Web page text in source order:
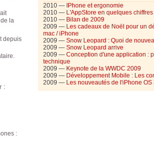
la
depuis
:
:
2010 — IPhone et ergonomie
2010 — L'AppStore en quelques chiffres
2010 — Bilan de 2009
2009 — Les cadeaux de Noël pour un
mac / iPhone
2009 — Snow Leopard : Quoi de
2009 — Snow Leopard arrive
2009 — Conception d'une application :
technique
2009 — Keynote de la WWDC 2009
2009 — Développement Mobile : Les
2009 — Les nouveautés de l'iPhone OS